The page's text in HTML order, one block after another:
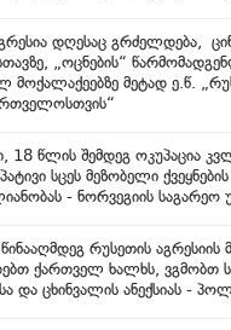
დღესაც გრძელდება,
„ოცნების“
მოქალაქეებზე მეტად ე.წ.
18 წლის შემდეგ ოკუპაცია
სცეს მეზობელი ქვეყნების
- ნორვეგიის საგარეო
რუსეთის აგრესიის
ქართველ ხალხს, ვგმობთ
და ცხინვალის ანექსიას -